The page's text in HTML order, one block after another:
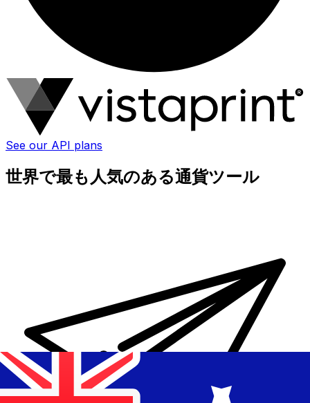
See our API plans
世界で最も人気のある通貨ツール